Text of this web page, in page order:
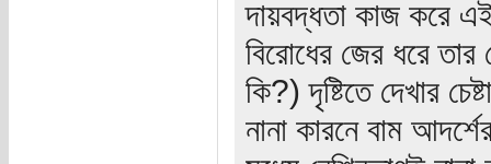
দায়বদ্ধতা কাজ করে
বিরোধের জের ধরে তার
কি?) দৃষ্টিতে দেখার
নানা কারনে বাম